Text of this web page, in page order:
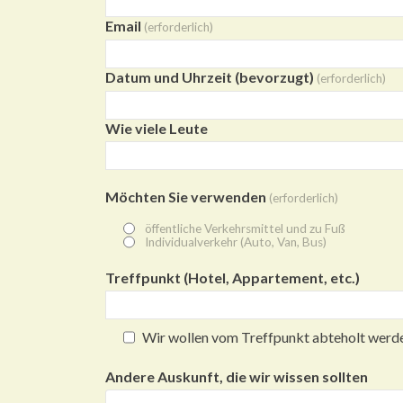
Email (erforderlich)
Datum und Uhrzeit (bevorzugt) (erforderlich)
Wie viele Leute
Möchten Sie verwenden (erforderlich)
öffentliche Verkehrsmittel und zu Fuß
Individualverkehr (Auto, Van, Bus)
Treffpunkt (Hotel, Appartement, etc.)
Wir wollen vom Treffpunkt abteholt
Andere Auskunft, die wir wissen sollten